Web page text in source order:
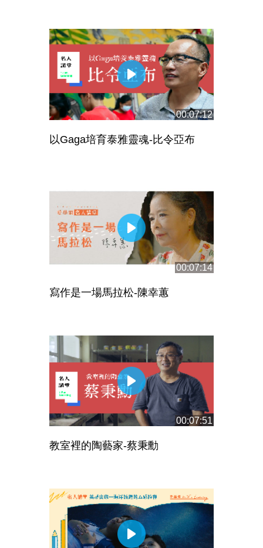
00:07:12
以Gaga培育泰雅靈魂-比令亞布
00:07:14
寫作是一場馬拉松-陳幸蕙
00:07:51
教室裡的陶藝家-蔡秉勳